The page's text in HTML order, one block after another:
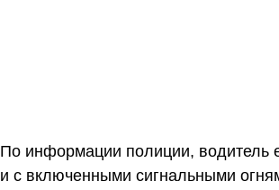
По информации полиции, водитель
и с включенными сигнальными